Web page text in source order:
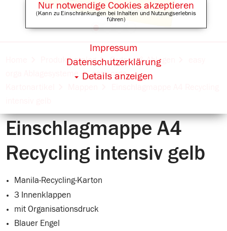
Produktkatalog Ordnen & Ablegen
easy orga
Einschlagmappe A4
Recycling intensiv gelb
Manila-Recycling-Karton
3 Innenklappen
mit Organisationsdruck
Blauer Engel
Nur notwendige Cookies akzeptieren
(Kann zu Einschränkungen bei Inhalten und Nutzungserlebnis
führen)
Details anzeigen
Datenschutzerklärung
Impressum